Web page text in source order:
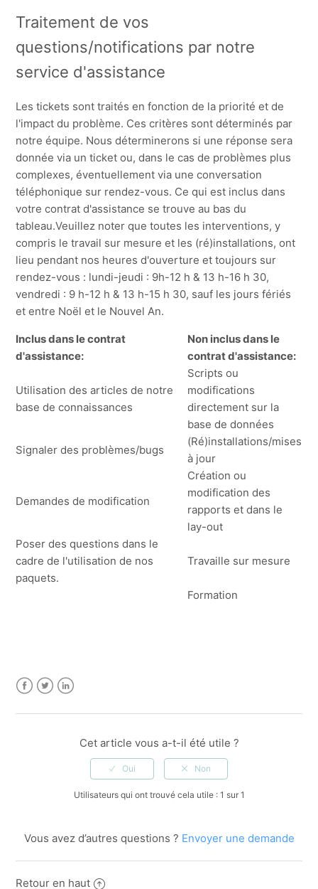
Traitement de vos
questions/notifications par notre
service d'assistance
Les tickets sont traités en fonction de la priorité et de
l'impact du problème. Ces critères sont déterminés par
notre équipe. Nous déterminerons si une réponse sera
donnée via un ticket ou, dans le cas de problèmes plus
complexes, éventuellement via une conversation
téléphonique sur rendez-vous. Ce qui est inclus dans
votre contrat d'assistance se trouve au bas du
tableau.Veuillez noter que toutes les interventions, y
compris le travail sur mesure et les (ré)installations, ont
lieu pendant nos heures d'ouverture et toujours sur
rendez-vous : lundi-jeudi : 9h-12 h & 13 h-16 h 30,
vendredi : 9 h-12 h & 13 h-15 h 30, sauf les jours fériés
et entre Noël et le Nouvel An.
Inclus dans le contrat
d'assistance:
Non inclus dans le
contrat d'assistance:
Utilisation des articles de notre
base de connaissances
Scripts ou
modifications
directement sur la
base de données
Signaler des problèmes/bugs
(Ré)installations/mises
à jour
Demandes de modification
Création ou
modification des
rapports et dans le
lay-out
Poser des questions dans le
cadre de l'utilisation de nos
paquets.
Travaille sur mesure
Formation
Cet article vous a-t-il été utile ?
Utilisateurs qui ont trouvé cela utile : 1 sur 1
Vous avez d’autres questions ? Envoyer une demande
Retour en haut